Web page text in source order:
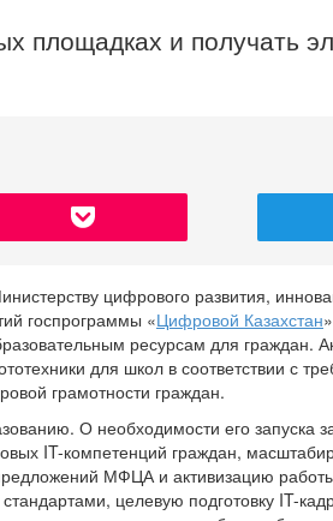
площадках и получать
цифрового развития,
госпрограммы «Цифровой Казахстан
ресурсам для граждан.
для школ в соответствии с
грамотности граждан.
О необходимости его запуска
IT-компетенций граждан,
МФЦА и активизацию
целевую подготовку IT-